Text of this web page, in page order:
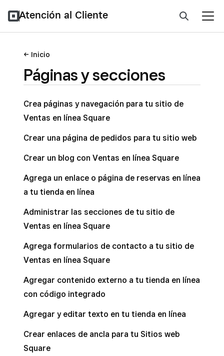
Atención al Cliente
Inicio
Páginas y secciones
Crea páginas y navegación para tu sitio de
Ventas en línea Square
Crear una página de pedidos para tu sitio web
Crear un blog con Ventas en línea Square
Agrega un enlace o página de reservas en línea
a tu tienda en línea
Administrar las secciones de tu sitio de
Ventas en línea Square
Agrega formularios de contacto a tu sitio de
Ventas en línea Square
Agregar contenido externo a tu tienda en línea
con código integrado
Agregar y editar texto en tu tienda en línea
Crear enlaces de ancla para tu Sitios web
Square